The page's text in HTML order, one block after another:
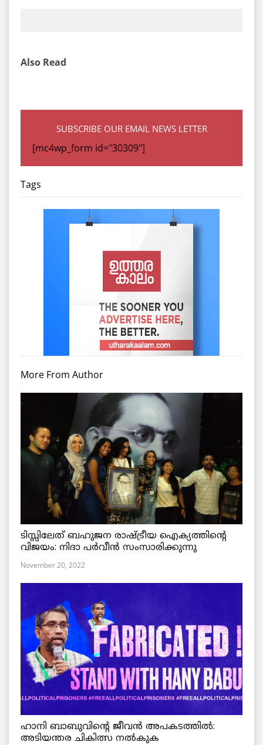
Also Read
SUBSCRIBE OUR EMAIL NEWS LETTER
[mc4wp_form id="30309"]
Tags
More From Author
ടിസ്സിലേത് ബഹുജന രാഷ്ട്രീയ ഐക്യത്തിന്റെ
വിജയം: നിദാ പർവീൻ സംസാരിക്കുന്നു
November 20, 2022
ഹാനി ബാബുവിന്റെ ജീവൻ അപകടത്തിൽ:
അടിയന്തര ചികിത്സ നൽകുക